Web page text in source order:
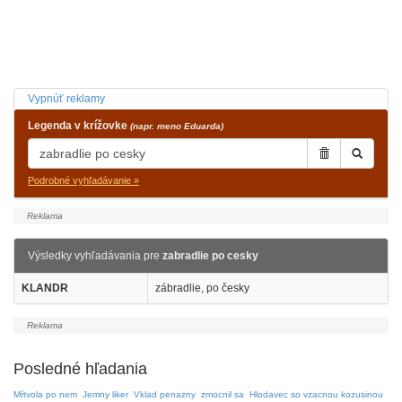
Vypnúť reklamy
Legenda v krížovke (napr. meno Eduarda)
Podrobné vyhľadávanie »
Výsledky vyhľadávania pre zabradlie po cesky
KLANDR zábradlie, po česky
Posledné hľadania
Mŕtvola po nem Jemny liker Vklad penazny zmocnil sa Hlodavec so vzacnou kozusinou